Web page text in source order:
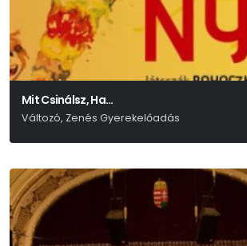
Mit Csinálsz, Ha…
Változó, Zenés Gyerekelőadás